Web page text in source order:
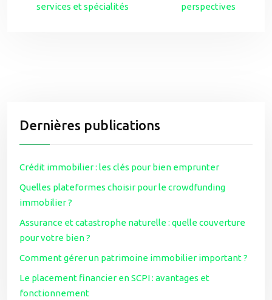
services et spécialités
perspectives
Dernières publications
Crédit immobilier : les clés pour bien emprunter
Quelles plateformes choisir pour le crowdfunding
immobilier ?
Assurance et catastrophe naturelle : quelle couverture
pour votre bien ?
Comment gérer un patrimoine immobilier important ?
Le placement financier en SCPI : avantages et
fonctionnement